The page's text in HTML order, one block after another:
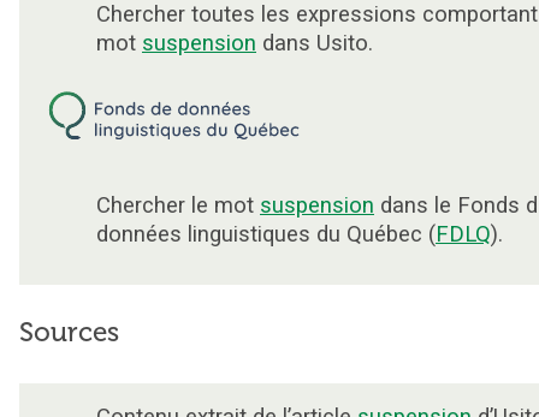
Chercher toutes les expressions
mot suspension dans Usito.
Chercher le mot suspension dans le Fonds
données linguistiques du Québec (FDLQ).
Sources